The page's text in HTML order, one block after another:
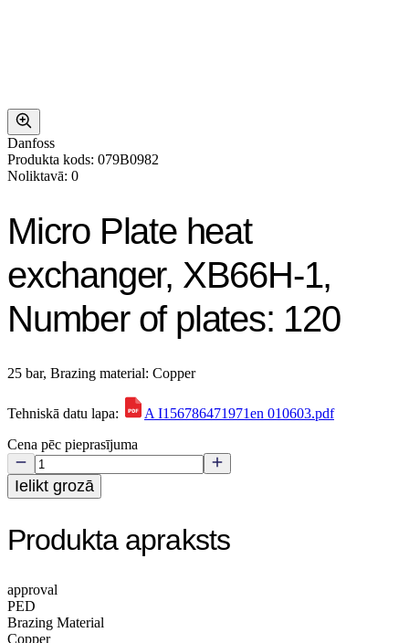
Danfoss
Produkta kods: 079B0982
Noliktavā: 0
Micro Plate heat
exchanger, XB66H-1,
Number of plates: 120
25 bar, Brazing material: Copper
Tehniskā datu lapa:
A I156786471971en 010603.pdf
Cena pēc pieprasījuma
Ielikt grozā
Produkta apraksts
approval
PED
Brazing Material
Copper